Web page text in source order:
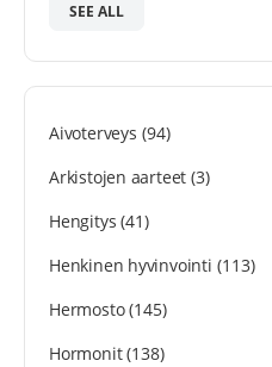
SEE ALL
Aivoterveys (94)
Arkistojen aarteet (3)
Hengitys (41)
Henkinen hyvinvointi (113)
Hermosto(145)
Hormonit(138)